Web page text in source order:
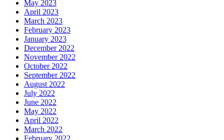
May 2023
April 2023
March 2023
February 2023
January 2023
December 2022
November 2022
October 2022
September 2022
August 2022
July 2022
June 2022
May 2022
April 2022
March 2022
February 2022